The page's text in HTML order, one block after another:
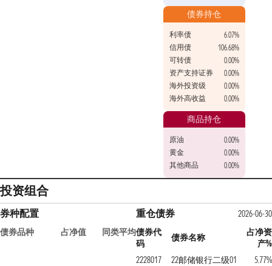
债券持仓
利率债
6.07%
信用债
106.68%
可转债
0.00%
资产支持证券
0.00%
海外投资级
0.00%
海外高收益
0.00%
商品持仓
原油
0.00%
黄金
0.00%
其他商品
0.00%
投资组合
券种配置
债券品种 占净值 同类平均
重仓债券
2026-06-30
债券代
码
债券名称
占净资
产%
2228017
22邮储银行二级01
5.77%